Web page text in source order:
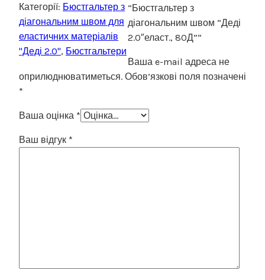
Категорії: Бюстгальтер з
діагональним швом для
еластичних матеріалів
"Деді 2.0", Бюстгальтери
“Бюстгальтер з
діагональним швом “Деді
2.0″еласт., 80Д”“
Ваша e-mail адреса не
оприлюднюватиметься. Обов’язкові поля позначені
*
Ваша оцінка *
Ваш відгук *